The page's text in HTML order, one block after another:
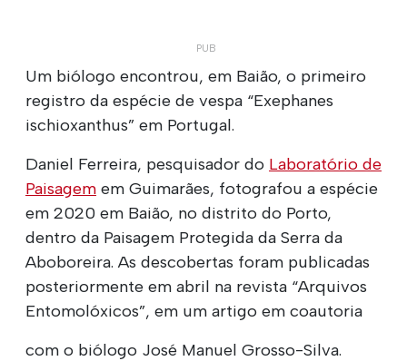
Um biólogo encontrou, em Baião, o primeiro
registro da espécie de vespa “Exephanes
ischioxanthus” em Portugal.
Daniel Ferreira, pesquisador do Laboratório de
Paisagem em Guimarães, fotografou a espécie
em 2020 em Baião, no distrito do Porto,
dentro da Paisagem Protegida da Serra da
Aboboreira. As descobertas foram publicadas
posteriormente em abril na revista “Arquivos
Entomolóxicos”, em um artigo em coautoria
com o biólogo José Manuel Grosso-Silva.